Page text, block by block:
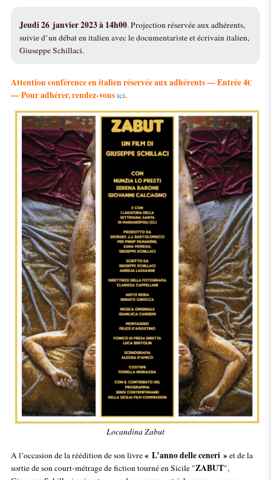
Jeudi 26 janvier 2023 à 14h00. Projection réservée aux adhérents,
suivie d’un débat en italien avec le documentariste et écrivain italien,
Giuseppe Schillaci.
Attention conférence en italien réservée aux adhérents — Entrée 4€
— Pour adhérer, rendez-vousici.
Locandina Zabut
A l’occasion de la réédition de son livre« L’anno delle ceneri »et de la
sortie de son court-métrage de fiction tourné en Sicile "ZABUT",